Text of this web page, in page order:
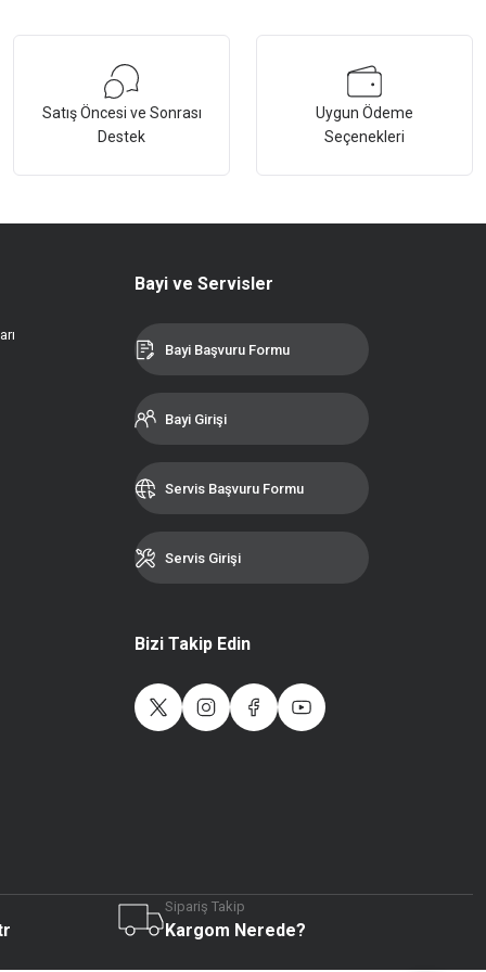
Satış Öncesi ve Sonrası
Destek
Uygun Ödeme
Seçenekleri
Bayi ve Servisler
Bayi Başvuru Formu
Bayi Girişi
Servis Başvuru Formu
Servis Girişi
Bizi Takip Edin
Sipariş Takip
Kargom Nerede?